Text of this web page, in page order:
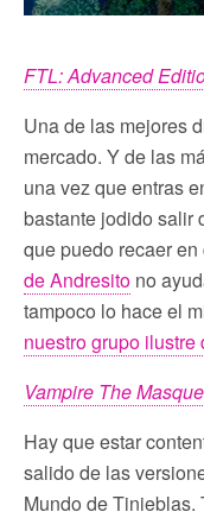
FTL: Advanced
Una de las mejores
mercado. Y de las
una vez que entras
bastante jodido salir
que puedo recaer
de Andresito no
tampoco lo hace el
nuestro grupo ilustre
Vampire The
Hay que estar
salido de las
Mundo de Tinieblas.